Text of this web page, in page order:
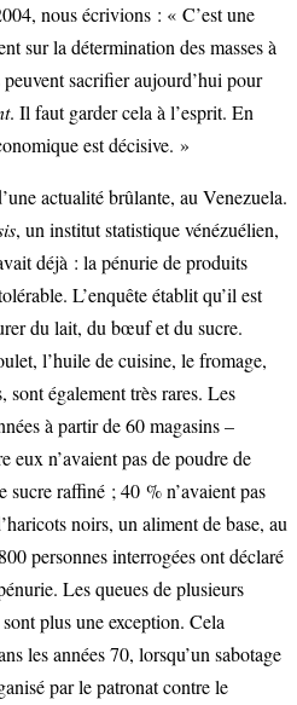
nous écrivions : « C’est une
sur la détermination des masses à
sacrifier aujourd’hui pour
. Il faut garder cela à l’esprit. En
est décisive. »
actualité brûlante, au Venezuela.
, un institut statistique vénézuélien,
déjà : la pénurie de produits
L’enquête établit qu’il est
du lait, du bœuf et du sucre.
l’huile de cuisine, le fromage,
sont également très rares. Les
à partir de 60 magasins –
eux n’avaient pas de poudre de
sucre raffiné ; 40 % n’avaient pas
noirs, un aliment de base, au
personnes interrogées ont déclaré
Les queues de plusieurs
plus une exception. Cela
les années 70, lorsqu’un sabotage
par le patronat contre le